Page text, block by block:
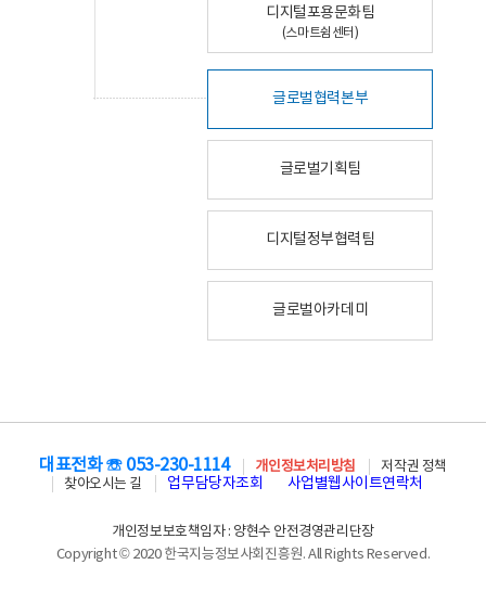
디지털포용문화팀
(스마트쉼센터)
글로벌협력본부
글로벌기획팀
디지털정부협력팀
글로벌아카데미
대표전화 ☏ 053-230-1114 개인정보처리방침
저작권 정책
찾아오시는 길
업무담당자조회 사업별웹사이트연락처
개인정보보호책임자 : 양현수 안전경영관리단장
Copyright © 2020 한국지능정보사회진흥원. All Rights Reserved.